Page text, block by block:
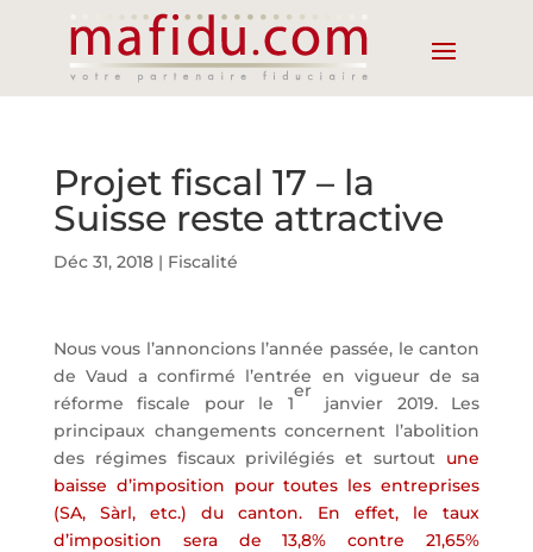
Projet fiscal 17 – la
Suisse reste attractive
Déc 31, 2018| Fiscalité
Nous vous l’annoncions l’année passée, le canton
de Vaud a confirmé l’entrée en vigueur de sa
réforme fiscale pour le 1
er
janvier 2019. Les
principaux changements concernent l’abolition
des régimes fiscaux privilégiés et surtout une
baisse d’imposition pour toutes les entreprises
(SA, Sàrl, etc.) du canton.
En effet, le taux
d’imposition sera de 13,8% contre 21,65%